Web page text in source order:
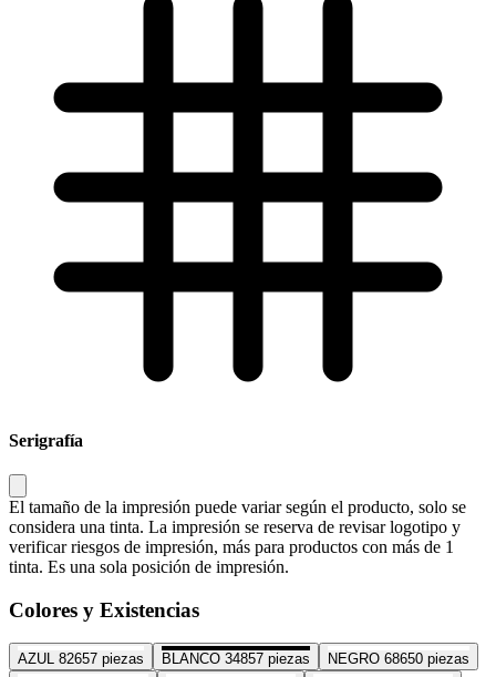
Serigrafía
El tamaño de la impresión puede variar según el producto, solo se
considera una tinta. La impresión se reserva de revisar logotipo y
verificar riesgos de impresión, más para productos con más de 1
tinta. Es una sola posición de impresión.
Colores y Existencias
AZUL 82657 piezas BLANCO 34857 piezas NEGRO 68650 piezas